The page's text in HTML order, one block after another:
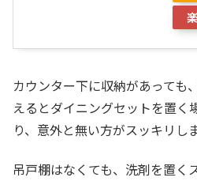
カウンター下に収納があっても
えるとダイニングセットを置く
り、意外と無い方がスッキリしま
吊戸棚はなくても、洗剤を置く